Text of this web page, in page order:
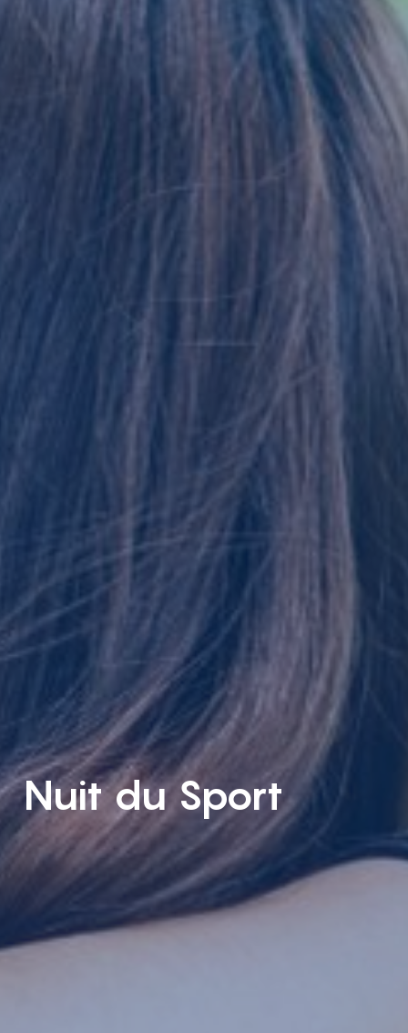
Nuit du Sport